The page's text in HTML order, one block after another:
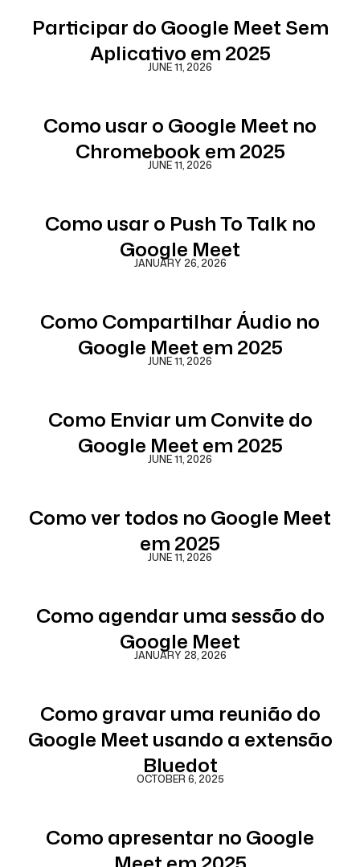
Participar do Google Meet Sem
Aplicativo em 2025
JUNE 11, 2026
Como usar o Google Meet no
Chromebook em 2025
JUNE 11, 2026
Como usar o Push To Talk no
Google Meet
JANUARY 26, 2026
Como Compartilhar Áudio no
Google Meet em 2025
JUNE 11, 2026
Como Enviar um Convite do
Google Meet em 2025
JUNE 11, 2026
Como ver todos no Google Meet
em 2025
JUNE 11, 2026
Como agendar uma sessão do
Google Meet
JANUARY 28, 2026
Como gravar uma reunião do
Google Meet usando a extensão
Bluedot
OCTOBER 6, 2025
Como apresentar no Google